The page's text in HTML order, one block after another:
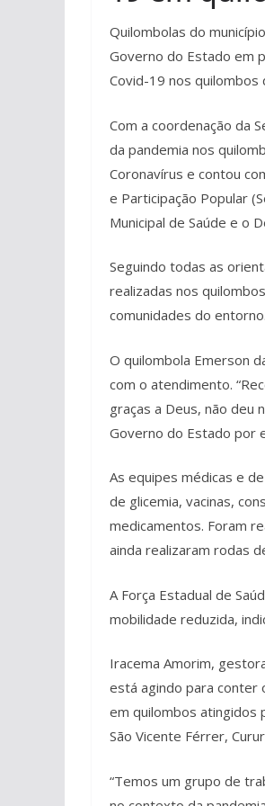
Quilombolas do
Governo do Estado em
Covid-19 nos quilombos
Com a coordenação da
da pandemia nos
Coronavírus e contou
e Participação Popular
Municipal de Saúde e o
Seguindo todas as
realizadas nos
comunidades do entorno.
O quilombola Emerson
com o atendimento.
graças a Deus, não deu
Governo do Estado por
As equipes médicas e
de glicemia, vacinas,
medicamentos. Foram
ainda realizaram rodas
A Força Estadual de
mobilidade reduzida,
Iracema Amorim,
está agindo para conter
em quilombos atingidos
São Vicente Férrer,
“Temos um grupo de